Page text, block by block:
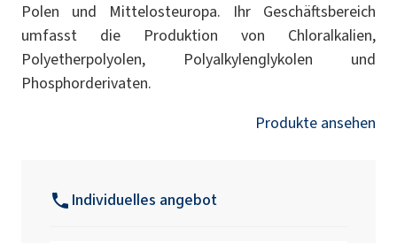
Polen und Mittelosteuropa. Ihr Geschäftsbereich
umfasst die Produktion von Chloralkalien,
Polyetherpolyolen, Polyalkylenglykolen und
Phosphorderivaten.
Produkte ansehen
Individuelles angebot